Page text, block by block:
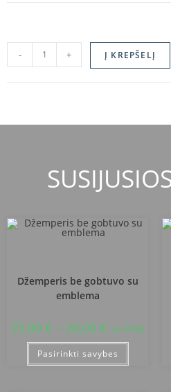
- + Į KREPŠELĮ
Džemperis be gobtuvo su
emblema
25,00 € – 26,00 € su PVM
Pasirinkti savybes